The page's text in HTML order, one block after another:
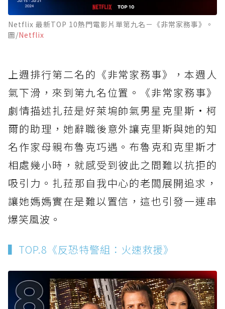
Netflix 最新TOP 10熱門電影片單第九名－《非常家務事》。
圖/Netflix
上週排行第二名的《非常家務事》，本週人
氣下滑，來到第九名位置。《非常家務事》
劇情描述扎菈是好萊塢帥氣男星克里斯·柯
爾的助理，她辭職後意外讓克里斯與她的知
名作家母親布魯克巧遇。布魯克和克里斯才
相處幾小時，就感受到彼此之間難以抗拒的
吸引力。扎菈那自我中心的老闆展開追求，
讓她媽媽實在是難以置信，這也引發一連串
爆笑風波。
▍TOP.8《反恐特警組：火速救援》